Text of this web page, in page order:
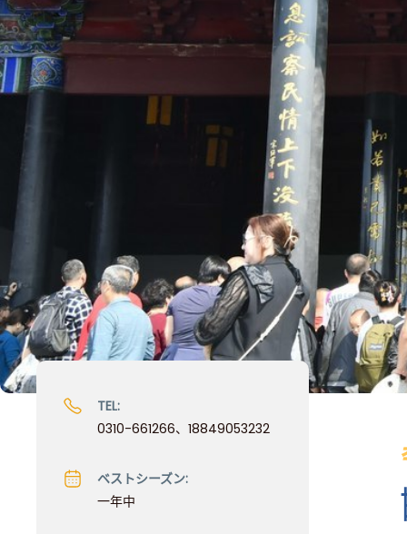
TEL:
0310-661266、18849053232
ベストシーズン:
一年中